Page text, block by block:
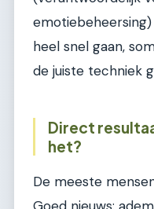
heel snel gaan,
de juiste techniek
Direct
het?
De meeste